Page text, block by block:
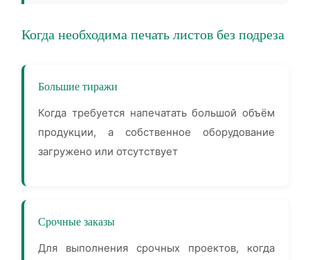
Когда необходима печать листов без подреза
Большие тиражи
Когда требуется напечатать большой объём
продукции, а собственное оборудование
загружено или отсутствует
Срочные заказы
Для выполнения срочных проектов, когда